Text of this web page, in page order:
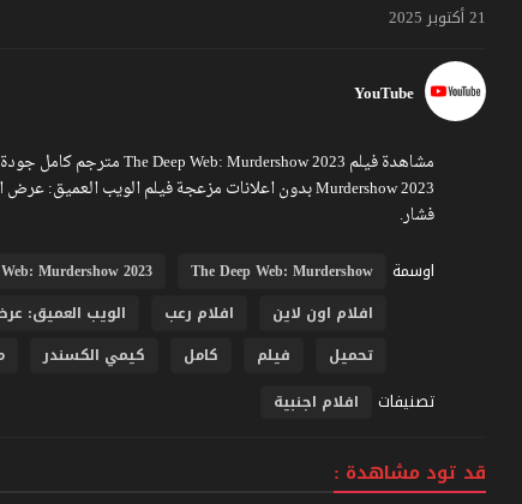
21 أكتوبر 2025
YouTube
فشار.
اوسمة
The Deep Web: Murdershow
Murdershow 2023
افلام اون لاين
افلام رعب الويب العميق:
تحميل
فيلم كامل كيمي الكسندر
تصنيفات افلام اجنبية
قد تود مشاهدة :